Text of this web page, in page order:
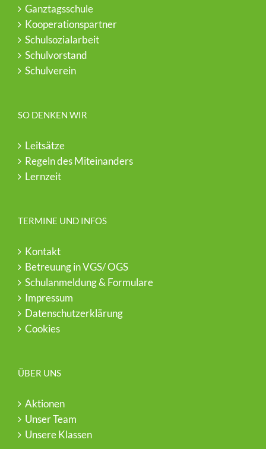
Ganztagsschule
Kooperationspartner
Schulsozialarbeit
Schulvorstand
Schulverein
SO DENKEN WIR
Leitsätze
Regeln des Miteinanders
Lernzeit
TERMINE UND INFOS
Kontakt
Betreuung in VGS/ OGS
Schulanmeldung & Formulare
Impressum
Datenschutzerklärung
Cookies
ÜBER UNS
Aktionen
Unser Team
Unsere Klassen